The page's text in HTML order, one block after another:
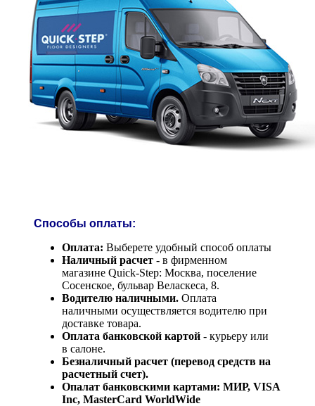
Способы оплаты:
Оплата: Выберете удобный способ оплаты
Наличный расчет - в фирменном
магазине Quick-Step: Москва, поселение
Сосенское, бульвар Веласкеса, 8.
Водителю наличными. Оплата
наличными осуществляется водителю при
доставке товара.
Оплата банковской картой - курьеру или
в салоне.
Безналичный расчет (перевод средств на
расчетный счет).
Опалат банковскими картами: МИР, VISA
Inc, MasterCard WorldWide